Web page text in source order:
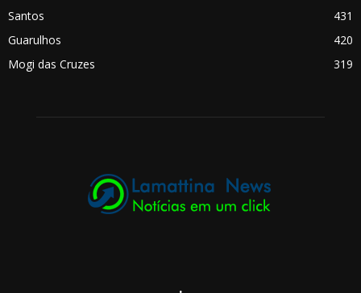
Santos
431
Guarulhos
420
Mogi das Cruzes
319
.